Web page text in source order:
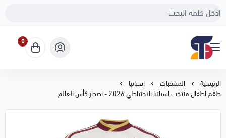
Sport Touch
0
الرئيسية المنتخبات
اسبانيا
طقم اطفال منتخب اسبانيا الاحتياطي 2026 - اصدار كأس العالم